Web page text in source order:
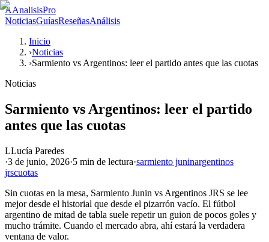
AAnalisisPro
NoticiasGuíasReseñasAnálisis
Inicio
›Noticias
›Sarmiento vs Argentinos: leer el partido antes que las cuotas
Noticias
Sarmiento vs Argentinos: leer el partido
antes que las cuotas
LLucía Paredes
·3 de junio, 2026·5 min de lectura·sarmiento juninargentinos
jrscuotas
Sin cuotas en la mesa, Sarmiento Junin vs Argentinos JRS se lee
mejor desde el historial que desde el pizarrón vacío. El fútbol
argentino de mitad de tabla suele repetir un guion de pocos goles y
mucho trámite. Cuando el mercado abra, ahí estará la verdadera
ventana de valor.